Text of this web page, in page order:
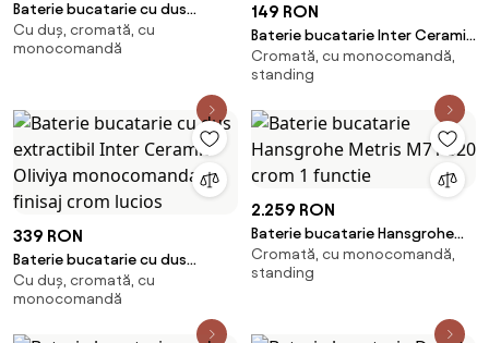
Baterie bucatarie cu dus
extractibil Alveus Delos crom
lucios
Cu duș, cromată, cu
monocomandă
149 RON
Baterie bucatarie Inter Ceramic
Capri monocomanda finisaj
crom lucios
Cromată, cu monocomandă,
standing
339 RON
Baterie bucatarie cu dus
extractibil Inter Ceramic Oliviya
monocomanda finisaj crom
Cu duș, cromată, cu
monocomandă
2.259 RON
Baterie bucatarie Hansgrohe
Metris M71 320 crom 1 functie
Cromată, cu monocomandă,
standing